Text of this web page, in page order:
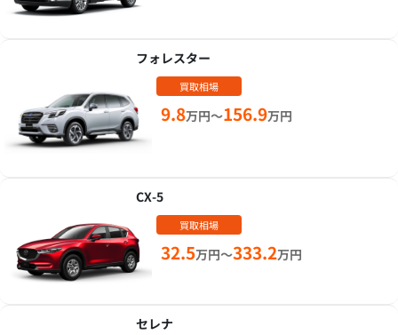
フォレスター
買取相場
9.8万円～156.9万円
CX-5
買取相場
32.5万円～333.2万円
セレナ